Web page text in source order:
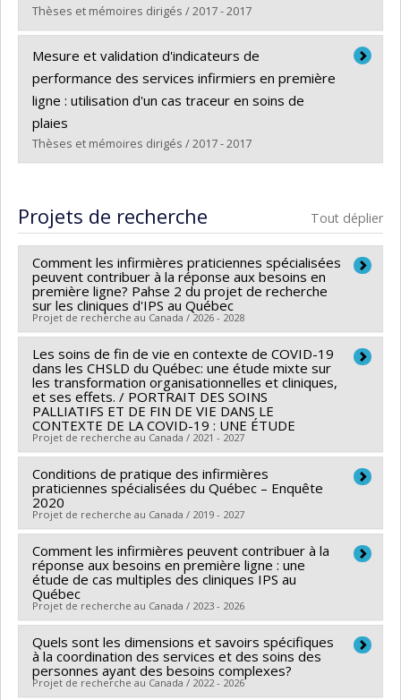
Lien vers le document dans Papyrus
Thèses et mémoires dirigés / 2017 - 2017
Diplômé(e) :Charron, Maude
Cycle :Maîtrise
Diplôme obtenu :M. Sc.
Lien vers le document dans Papyrus
Mesure et validation d'indicateurs de
performance des services infirmiers en première
ligne : utilisation d'un cas traceur en soins de
plaies
Thèses et mémoires dirigés / 2017 - 2017
Cycle :
Maîtrise
Diplôme obtenu :M. Sc.
Lien vers le document dans Papyrus
Projets de recherche Tout déplier
Comment les infirmières praticiennes spécialisées
peuvent contribuer à la réponse aux besoins en
première ligne? Pahse 2 du projet de recherche
sur les cliniques d'IPS au Québec
Projet de recherche au Canada / 2026 - 2028
Chercheur principal : Arnaud Duhoux
Co-chercheurs : Patrick Lavoie,Marlène Karam,
Sourial ,Morgane Gabet,Emilie Dufour
Marie-Ève Poitras,Annie Rioux-Dubois
Sources de financement :MSSS/Ministère de la Santé
et des Services sociaux
Programmes de subvention :
Les soins de fin de vie en contexte de COVID-19
dans les CHSLD du Québec: une étude mixte sur
les transformation organisationnelles et cliniques,
et ses effets. / PORTRAIT DES SOINS
PALLIATIFS ET DE FIN DE VIE DANS LE
CONTEXTE DE LA COVID-19 : UNE ÉTUDE
Projet de recherche au Canada / 2021 - 2027
Chercheur principal : Émilie Allard
Co-chercheurs : Serge Daneault,Arnaud Duhoux
Bravo, Isabelle Marcoux
Sources de financement :
MSSS/Ministère de la Santé
et des Services sociaux
Programmes de subvention :
Conditions de pratique des infirmières
praticiennes spécialisées du Québec – Enquête
2020
Projet de recherche au Canada / 2019 - 2027
Chercheur principal : Arnaud Duhoux
Sources de financement :AIPSQ/Association des
infirmières praticiennes spécialisées du Québec
Programmes de subvention :
Comment les infirmières peuvent contribuer à la
réponse aux besoins en première ligne : une
étude de cas multiples des cliniques IPS au
Québec
Projet de recherche au Canada / 2023 - 2026
Chercheur principal : Arnaud Duhoux
Co-chercheurs : Marlène Karam,Nadia Sourial,
Côté,Marie-Ève Poitras ,Annie Rioux-Dubois
Quels sont les dimensions et savoirs spécifiques
à la coordination des services et des soins des
personnes ayant des besoins complexes?
Projet de recherche au Canada / 2022 - 2026